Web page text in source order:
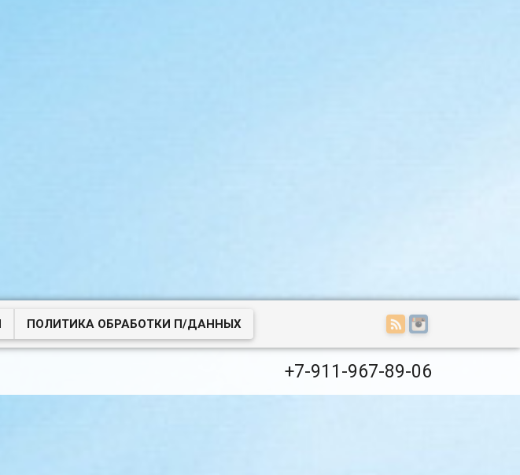
ПОЛИТИКА ОБРАБОТКИ П/ДАННЫХ
+7-911-967-89-06